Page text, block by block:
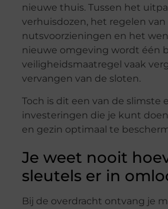
nieuwe thuis. Tussen het
verhuisdozen, het regelen van
nutsvoorzieningen en het
nieuwe omgeving wordt één
veiligheidsmaatregel vaak
vervangen van de sloten.
Toch is dit een van de slimste
investeringen die je kunt
en gezin optimaal te
Je weet nooit
sleutels er in
Bij de overdracht ontvang je